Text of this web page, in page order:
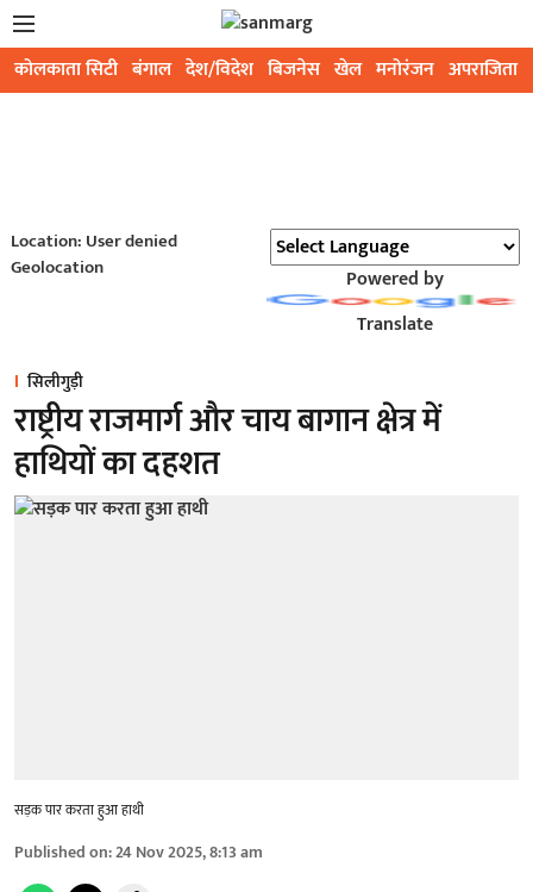
कोलकाता सिटी बंगाल देश/विदेश बिजनेस खेल मनोरंजन अपराजिता
Location: User denied
Geolocation
Powered by
Translate
सिलीगुड़ी
राष्ट्रीय राजमार्ग और चाय बागान क्षेत्र में
हाथियों का दहशत
सड़क पार करता हुआ हाथी
Published on:24 Nov 2025, 8:13 am